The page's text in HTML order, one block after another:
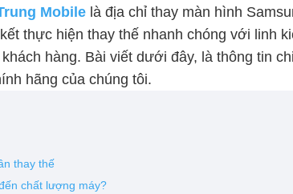
Mobile là địa chỉ thay màn hình
thực hiện thay thế nhanh chóng với linh
hàng. Bài viết dưới đây, là thông tin
hãng của chúng tôi.
thay thế
chất lượng máy?